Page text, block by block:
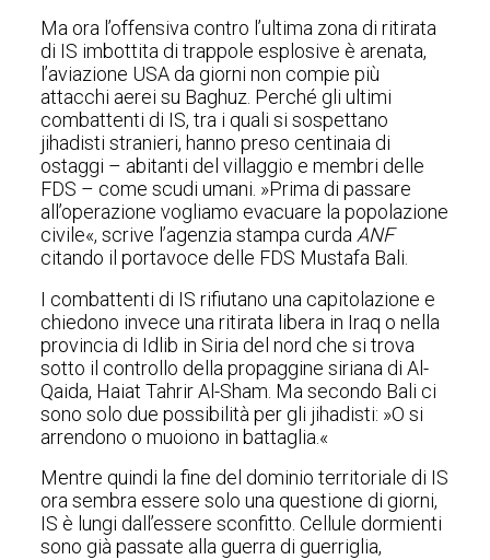
Ma ora l’offensiva contro l’ultima zona di ritirata
di IS imbottita di trappole esplosive è arenata,
l’aviazione USA da giorni non compie più
attacchi aerei su Baghuz. Perché gli ultimi
combattenti di IS, tra i quali si sospettano
jihadisti stranieri, hanno preso centinaia di
ostaggi – abitanti del villaggio e membri delle
FDS – come scudi umani. »Prima di passare
all’operazione vogliamo evacuare la popolazione
civile«, scrive l’agenzia stampa curdaANF
citando il portavoce delle FDS Mustafa Bali.
I combattenti di IS rifiutano una capitolazione e
chiedono invece una ritirata libera in Iraq o nella
provincia di Idlib in Siria del nord che si trova
sotto il controllo della propaggine siriana di Al-
Qaida, Haiat Tahrir Al-Sham. Ma secondo Bali ci
sono solo due possibilità per gli jihadisti: »O si
arrendono o muoiono in battaglia.«
Mentre quindi la fine del dominio territoriale di IS
ora sembra essere solo una questione di giorni,
IS è lungi dall’essere sconfitto. Cellule dormienti
sono già passate alla guerra di guerriglia,